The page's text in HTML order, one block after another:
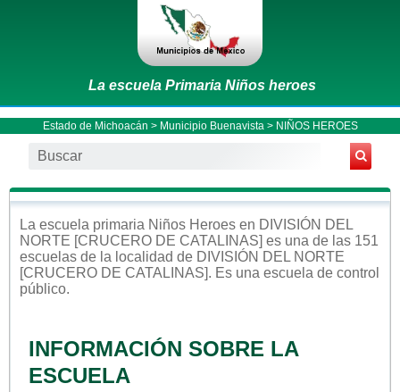
La escuela Primaria Niños heroes
Estado de Michoacán > Municipio Buenavista > NIÑOS HEROES
La escuela primaria Niños Heroes en DIVISIÓN DEL
NORTE [CRUCERO DE CATALINAS] es una de las 151
escuelas de la localidad de DIVISIÓN DEL NORTE
[CRUCERO DE CATALINAS]. Es una escuela de control
público.
INFORMACIÓN SOBRE LA
ESCUELA